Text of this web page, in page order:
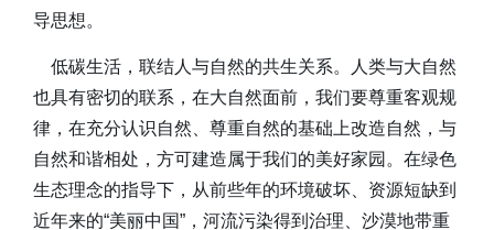
导思想。
低碳生活，联结人与自然的共生关系。人类与大自然
也具有密切的联系，在大自然面前，我们要尊重客观规
律，在充分认识自然、尊重自然的基础上改造自然，与
自然和谐相处，方可建造属于我们的美好家园。在绿色
生态理念的指导下，从前些年的环境破坏、资源短缺到
近年来的“美丽中国”，河流污染得到治理、沙漠地带重